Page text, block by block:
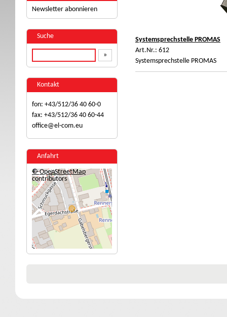
Newsletter abonnieren
Suche
Kontakt
fon: +43/512/36 40 60-0
fax: +43/512/36 40 60-44
office@el-com.eu
Anfahrt
+−
©OpenStreetMap
contributors
Systemsprechstelle PROMAS
Art.Nr.: 612
Systemsprechstelle PROMAS